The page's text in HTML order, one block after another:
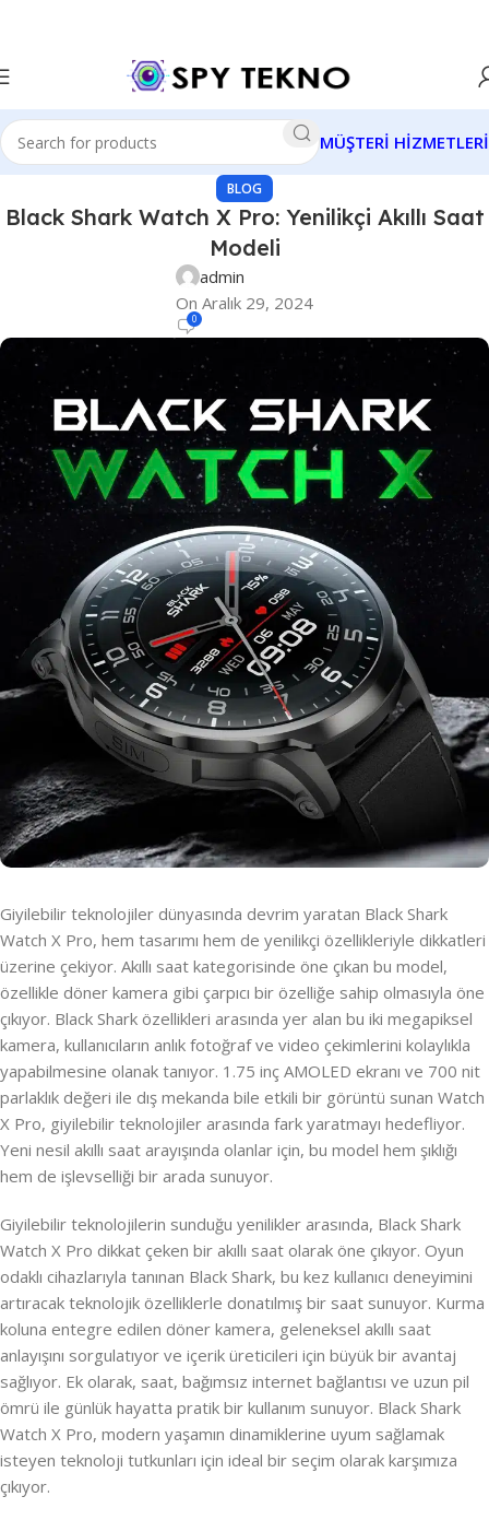
MÜŞTERİ HİZMETLERİ
BLOG
Black Shark Watch X Pro: Yenilikçi Akıllı Saat
Modeli
admin
On Aralık 29, 2024
0
Giyilebilir teknolojiler dünyasında devrim yaratan Black Shark
Watch X Pro, hem tasarımı hem de yenilikçi özellikleriyle dikkatleri
üzerine çekiyor. Akıllı saat kategorisinde öne çıkan bu model,
özellikle döner kamera gibi çarpıcı bir özelliğe sahip olmasıyla öne
çıkıyor. Black Shark özellikleri arasında yer alan bu iki megapiksel
kamera, kullanıcıların anlık fotoğraf ve video çekimlerini kolaylıkla
yapabilmesine olanak tanıyor. 1.75 inç AMOLED ekranı ve 700 nit
parlaklık değeri ile dış mekanda bile etkili bir görüntü sunan Watch
X Pro, giyilebilir teknolojiler arasında fark yaratmayı hedefliyor.
Yeni nesil akıllı saat arayışında olanlar için, bu model hem şıklığı
hem de işlevselliği bir arada sunuyor.
Giyilebilir teknolojilerin sunduğu yenilikler arasında, Black Shark
Watch X Pro dikkat çeken bir akıllı saat olarak öne çıkıyor. Oyun
odaklı cihazlarıyla tanınan Black Shark, bu kez kullanıcı deneyimini
artıracak teknolojik özelliklerle donatılmış bir saat sunuyor. Kurma
koluna entegre edilen döner kamera, geleneksel akıllı saat
anlayışını sorgulatıyor ve içerik üreticileri için büyük bir avantaj
sağlıyor. Ek olarak, saat, bağımsız internet bağlantısı ve uzun pil
ömrü ile günlük hayatta pratik bir kullanım sunuyor. Black Shark
Watch X Pro, modern yaşamın dinamiklerine uyum sağlamak
isteyen teknoloji tutkunları için ideal bir seçim olarak karşımıza
çıkıyor.